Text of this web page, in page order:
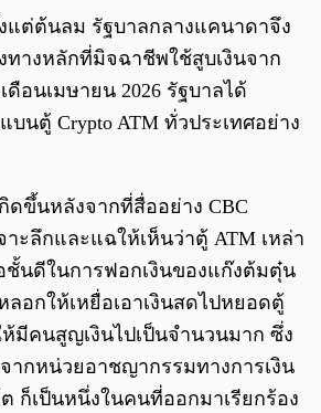
แต่ต้นลม รัฐบาลกลางแคนาดาจึง
ทางหลักที่มิจฉาชีพใช้สูบเงินจาก
ดือนเมษายน 2026 รัฐบาลได้
นตู้ Crypto ATM ทั่วประเทศอย่าง
ดขึ้นหลังจากที่สื่ออย่าง CBC
าะลึกและแฉให้เห็นว่าตู้ ATM เหล่า
ชั้นดีในการฟอกเงินของแก๊งต้มตุ๋น
อกให้เหยื่อเอาเงินสดไปหยอดตู้
ห้มีคนสูญเงินไปเป็นจำนวนมาก ซึ่ง
ากหน่วยอาชญากรรมทางการเงิน
ก็เป็นหนึ่งในคนที่ออกมาเรียกร้อง